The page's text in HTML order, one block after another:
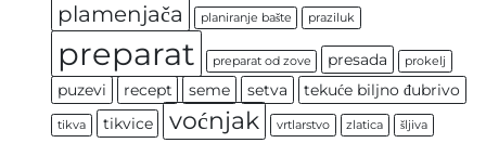
plamenjača planiranje bašte praziluk
preparat preparat od zove presada prokelj
puzevi recept seme setva tekuće biljno đubrivo
tikva tikvice voćnjak vrtlarstvo zlatica šljiva